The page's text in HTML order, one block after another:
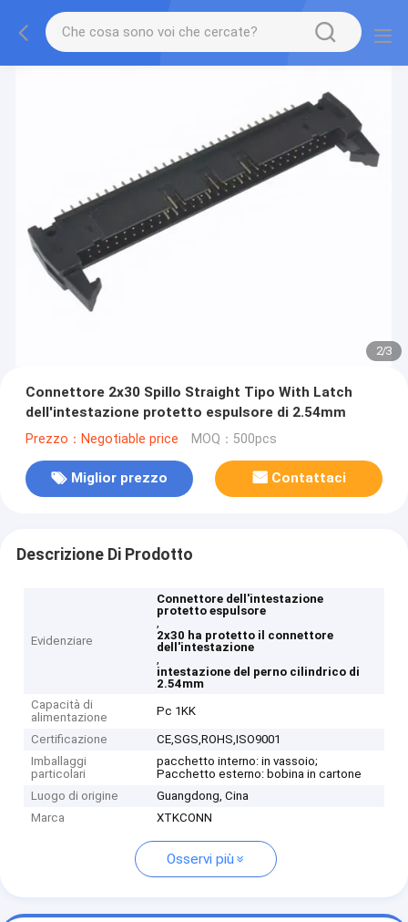
2/3
Connettore 2x30 Spillo Straight Tipo With Latch
dell'intestazione protetto espulsore di 2.54mm
Prezzo：Negotiable price MOQ：500pcs
Miglior prezzo Contattaci
Descrizione Di Prodotto
Evidenziare
Connettore dell'intestazione
protetto espulsore
,
2x30 ha protetto il connettore
dell'intestazione
,
intestazione del perno cilindrico di
2.54mm
Capacità di
alimentazione
Pc 1KK
Certificazione
CE,SGS,ROHS,ISO9001
Imballaggi
particolari
pacchetto interno: in vassoio;
Pacchetto esterno: bobina in cartone
Luogo di origine
Guangdong, Cina
Marca
XTKCONN
Osservi più